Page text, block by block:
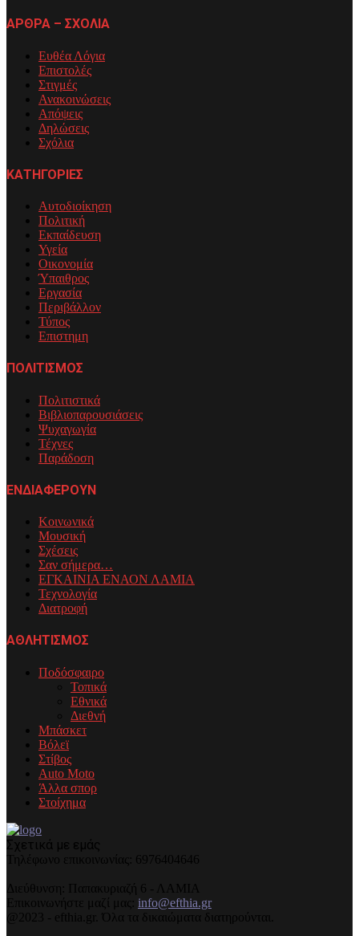
ΑΡΘΡΑ – ΣΧΟΛΙΑ
Ευθέα Λόγια
Επιστολές
Στιγμές
Ανακοινώσεις
Απόψεις
Δηλώσεις
Σχόλια
ΚΑΤΗΓΟΡΙΕΣ
Αυτοδιοίκηση
Πολιτική
Εκπαίδευση
Υγεία
Οικονομία
Ύπαιθρος
Εργασία
Περιβάλλον
Τύπος
Επιστημη
ΠΟΛΙΤΙΣΜΟΣ
Πολιτιστικά
Βιβλιοπαρουσιάσεις
Ψυχαγωγία
Τέχνες
Παράδοση
ΕΝΔΙΑΦΕΡΟΥΝ
Κοινωνικά
Μουσική
Σχέσεις
Σαν σήμερα…
ΕΓΚΑΙΝΙΑ ΕΝΑΟΝ ΛΑΜΙΑ
Τεχνολογία
Διατροφή
ΑΘΛΗΤΙΣΜΟΣ
Ποδόσφαιρο
Τοπικά
Εθνικά
Διεθνή
Μπάσκετ
Βόλεϊ
Στίβος
Auto Moto
Άλλα σπορ
Στοίχημα
Σχετικά με εμάς
Τηλέφωνo επικοινωνίας: 6976404646
Διεύθυνση: Παπακυριαζή 6 - ΛΑΜΙΑ
Επικοινωνήστε μαζί μας: info@efthia.gr
@2023 - efthia.gr. Όλα τα δικαιώματα διατηρούνται.